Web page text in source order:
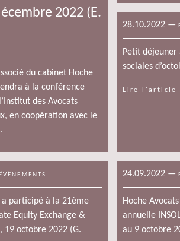
2022 (E.
du cabinet Hoche
à la conférence
des Avocats
en coopération avec le
28.10.2022 —
Petit déjeuner
sociales
Lire l'article
ÉVÈNEMENTS
a participé à la 21ème
Equity Exchange &
19 octobre 2022 (G.
24.09.2022 —
Hoche
annuelle
au 9 octobre